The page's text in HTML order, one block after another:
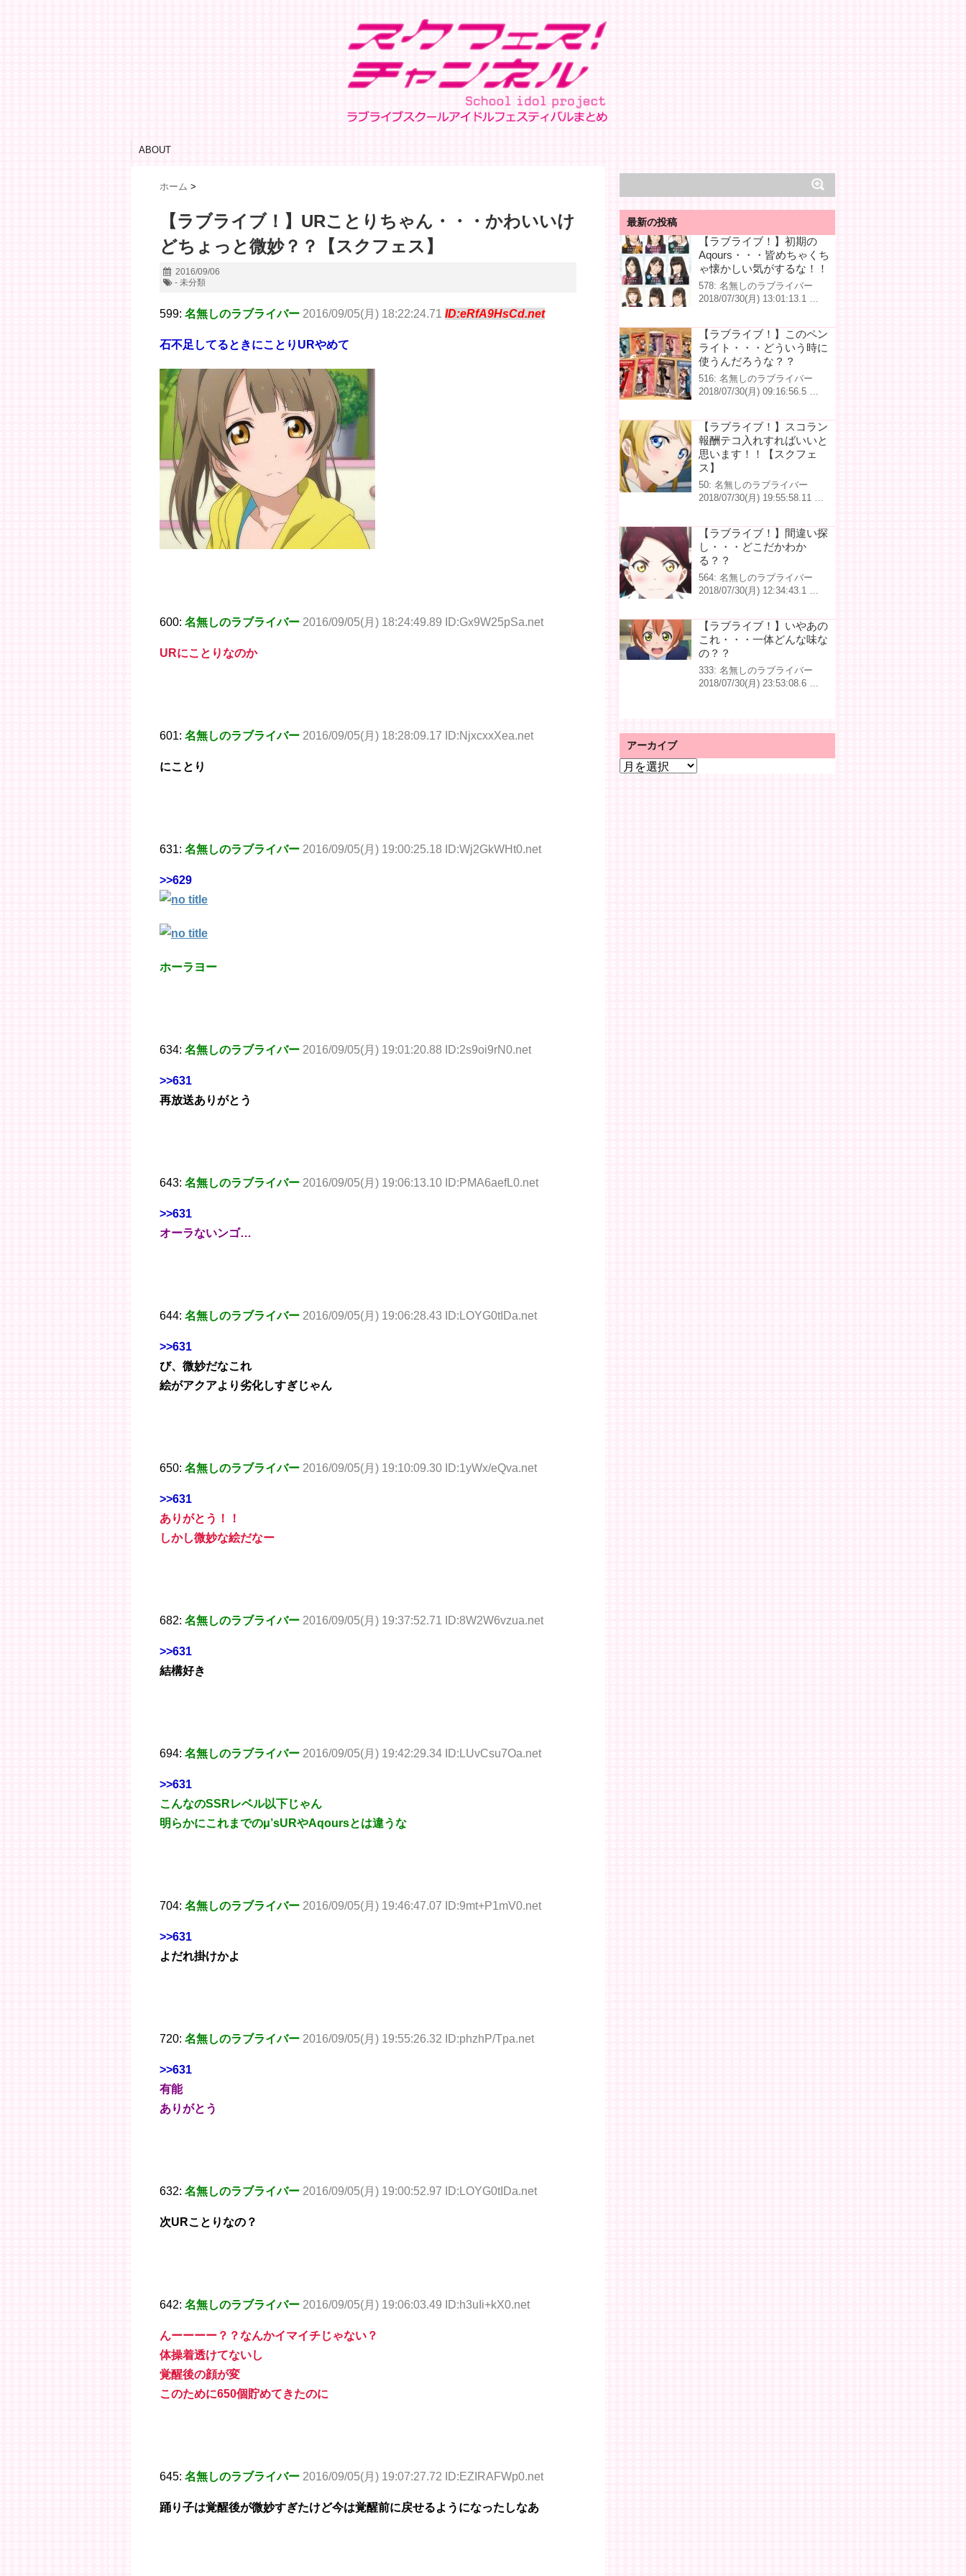
ABOUT
ホーム >
【ラブライブ！】URことりちゃん・・・かわいいけ
どちょっと微妙？？【スクフェス】
2016/09/06
- 未分類
599: 名無しのラブライバー 2016/09/05(月) 18:22:24.71 ID:eRfA9HsCd.net
石不足してるときにことりURやめて
600: 名無しのラブライバー 2016/09/05(月) 18:24:49.89 ID:Gx9W25pSa.net
URにことりなのか
601: 名無しのラブライバー 2016/09/05(月) 18:28:09.17 ID:NjxcxxXea.net
にことり
631: 名無しのラブライバー 2016/09/05(月) 19:00:25.18 ID:Wj2GkWHt0.net
>>629
ホーラヨー
634: 名無しのラブライバー 2016/09/05(月) 19:01:20.88 ID:2s9oi9rN0.net
>>631
再放送ありがとう
643: 名無しのラブライバー 2016/09/05(月) 19:06:13.10 ID:PMA6aefL0.net
>>631
オーラないンゴ…
644: 名無しのラブライバー 2016/09/05(月) 19:06:28.43 ID:LOYG0tIDa.net
>>631
び、微妙だなこれ
絵がアクアより劣化しすぎじゃん
650: 名無しのラブライバー 2016/09/05(月) 19:10:09.30 ID:1yWx/eQva.net
>>631
ありがとう！！
しかし微妙な絵だなー
682: 名無しのラブライバー 2016/09/05(月) 19:37:52.71 ID:8W2W6vzua.net
>>631
結構好き
694: 名無しのラブライバー 2016/09/05(月) 19:42:29.34 ID:LUvCsu7Oa.net
>>631
こんなのSSRレベル以下じゃん
明らかにこれまでのμ’sURやAqoursとは違うな
704: 名無しのラブライバー 2016/09/05(月) 19:46:47.07 ID:9mt+P1mV0.net
>>631
よだれ掛けかよ
720: 名無しのラブライバー 2016/09/05(月) 19:55:26.32 ID:phzhP/Tpa.net
>>631
有能
ありがとう
632: 名無しのラブライバー 2016/09/05(月) 19:00:52.97 ID:LOYG0tIDa.net
次URことりなの？
642: 名無しのラブライバー 2016/09/05(月) 19:06:03.49 ID:h3uIi+kX0.net
んーーーー？？なんかイマイチじゃない？
体操着透けてないし
覚醒後の顔が変
このために650個貯めてきたのに
645: 名無しのラブライバー 2016/09/05(月) 19:07:27.72 ID:EZIRAFWp0.net
踊り子は覚醒後が微妙すぎたけど今は覚醒前に戻せるようになったしなあ
最新の投稿
【ラブライブ！】初期の
Aqours・・・皆めちゃくち
ゃ懐かしい気がするな！！
578: 名無しのラブライバー
2018/07/30(月) 13:01:13.1 …
【ラブライブ！】このペン
ライト・・・どういう時に
使うんだろうな？？
516: 名無しのラブライバー
2018/07/30(月) 09:16:56.5 …
【ラブライブ！】スコラン
報酬テコ入れすればいいと
思います！！【スクフェ
ス】
50: 名無しのラブライバー
2018/07/30(月) 19:55:58.11 …
【ラブライブ！】間違い探
し・・・どこだかわか
る？？
564: 名無しのラブライバー
2018/07/30(月) 12:34:43.1 …
【ラブライブ！】いやあの
これ・・・一体どんな味な
の？？
333: 名無しのラブライバー
2018/07/30(月) 23:53:08.6 …
アーカイブ
ア